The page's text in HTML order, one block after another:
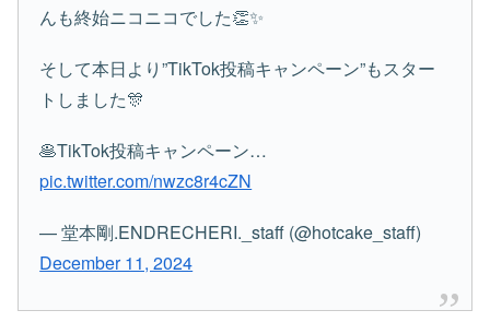
んも終始ニコニコでした👏✨
そして本日より”TikTok投稿キャンペーン”もスター
トしました🎊
🥞TikTok投稿キャンペーン…
pic.twitter.com/nwzc8r4cZN
— 堂本剛.ENDRECHERI._staff (@hotcake_staff)
December 11, 2024